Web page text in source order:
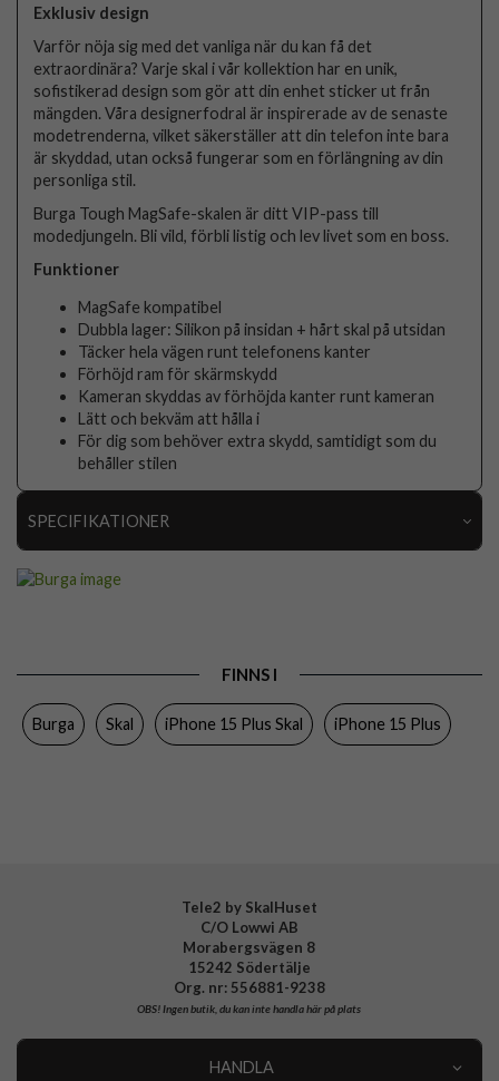
Exklusiv design
Varför nöja sig med det vanliga när du kan få det
extraordinära? Varje skal i vår kollektion har en unik,
sofistikerad design som gör att din enhet sticker ut från
mängden. Våra designerfodral är inspirerade av de senaste
modetrenderna, vilket säkerställer att din telefon inte bara
är skyddad, utan också fungerar som en förlängning av din
personliga stil.
Burga Tough MagSafe-skalen är ditt VIP-pass till
modedjungeln. Bli vild, förbli listig och lev livet som en boss.
Funktioner
MagSafe kompatibel
Dubbla lager: Silikon på insidan + hårt skal på utsidan
Täcker hela vägen runt telefonens kanter
Förhöjd ram för skärmskydd
Kameran skyddas av förhöjda kanter runt kameran
Lätt och bekväm att hålla i
För dig som behöver extra skydd, samtidigt som du
behåller stilen
SPECIFIKATIONER
Material Hårdplast (PC), Mjukplast (TPU)
FINNS I
Burga Skal iPhone 15 Plus Skal iPhone 15 Plus
Tele2 by SkalHuset
C/O Lowwi AB
Morabergsvägen 8
15242 Södertälje
Org. nr: 556881-9238
OBS!Ingen butik, du kan inte handla här på plats
HANDLA